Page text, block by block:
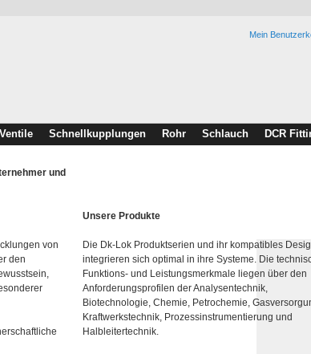
Mein
Ventile Schnellkupplungen Rohr Schlauch DCR
und
von
den
Unsere Produkte
Die Dk-Lok Produktserien und ihr kompatibles
integrieren sich optimal in ihre Systeme. Die
Funktions- und Leistungsmerkmale liegen über den
Anforderungsprofilen der Analysentechnik,
Biotechnologie, Chemie, Petrochemie,
Kraftwerkstechnik, Prozessinstrumentierung und
Halbleitertechnik.